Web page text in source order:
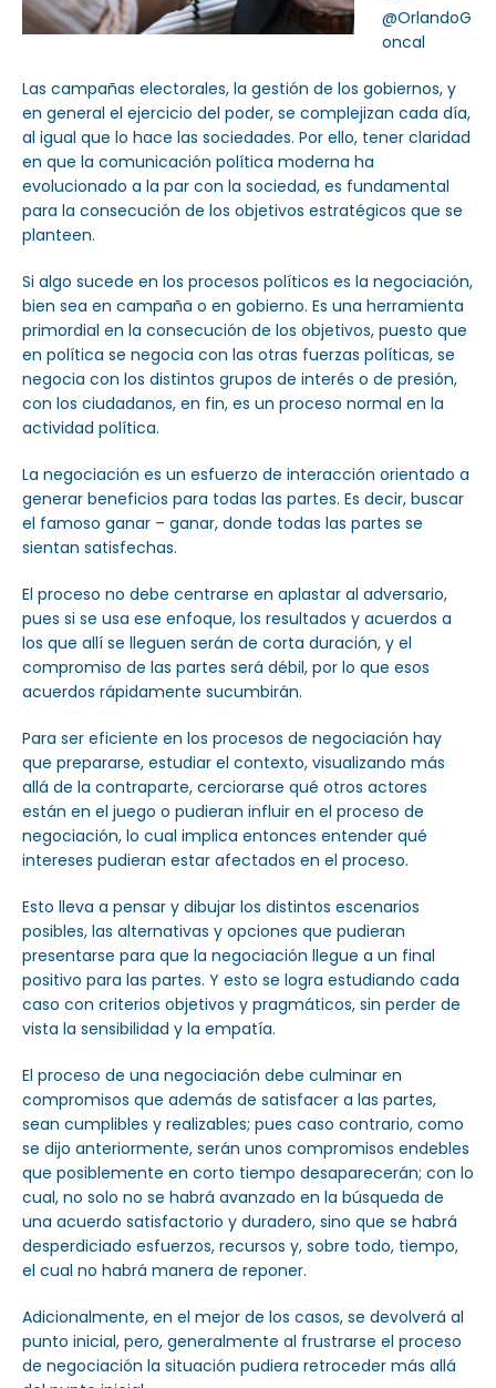
@OrlandoG
oncal
Las campañas electorales, la gestión de los gobiernos, y
en general el ejercicio del poder, se complejizan cada día,
al igual que lo hace las sociedades. Por ello, tener claridad
en que la comunicación política moderna ha
evolucionado a la par con la sociedad, es fundamental
para la consecución de los objetivos estratégicos que se
planteen.
Si algo sucede en los procesos políticos es la negociación,
bien sea en campaña o en gobierno. Es una herramienta
primordial en la consecución de los objetivos, puesto que
en política se negocia con las otras fuerzas políticas, se
negocia con los distintos grupos de interés o de presión,
con los ciudadanos, en fin, es un proceso normal en la
actividad política.
La negociación es un esfuerzo de interacción orientado a
generar beneficios para todas las partes. Es decir, buscar
el famoso ganar – ganar, donde todas las partes se
sientan satisfechas.
El proceso no debe centrarse en aplastar al adversario,
pues si se usa ese enfoque, los resultados y acuerdos a
los que allí se lleguen serán de corta duración, y el
compromiso de las partes será débil, por lo que esos
acuerdos rápidamente sucumbirán.
Para ser eficiente en los procesos de negociación hay
que prepararse, estudiar el contexto, visualizando más
allá de la contraparte, cerciorarse qué otros actores
están en el juego o pudieran influir en el proceso de
negociación, lo cual implica entonces entender qué
intereses pudieran estar afectados en el proceso.
Esto lleva a pensar y dibujar los distintos escenarios
posibles, las alternativas y opciones que pudieran
presentarse para que la negociación llegue a un final
positivo para las partes. Y esto se logra estudiando cada
caso con criterios objetivos y pragmáticos, sin perder de
vista la sensibilidad y la empatía.
El proceso de una negociación debe culminar en
compromisos que además de satisfacer a las partes,
sean cumplibles y realizables; pues caso contrario, como
se dijo anteriormente, serán unos compromisos endebles
que posiblemente en corto tiempo desaparecerán; con lo
cual, no solo no se habrá avanzado en la búsqueda de
una acuerdo satisfactorio y duradero, sino que se habrá
desperdiciado esfuerzos, recursos y, sobre todo, tiempo,
el cual no habrá manera de reponer.
Adicionalmente, en el mejor de los casos, se devolverá al
punto inicial, pero, generalmente al frustrarse el proceso
de negociación la situación pudiera retroceder más allá